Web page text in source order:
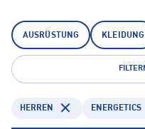
AUSRÜSTUNG KLEIDUNG
HERREN ENERGETICS